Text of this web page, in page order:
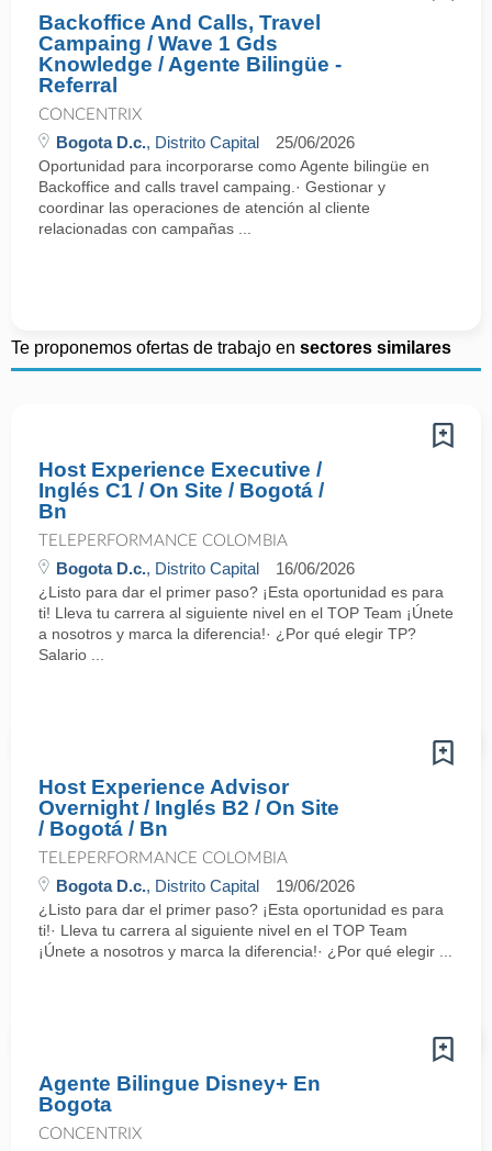
Backoffice And Calls, Travel
Campaing / Wave 1 Gds
Knowledge / Agente Bilingüe -
Referral
CONCENTRIX
Bogota D.c., Distrito Capital 25/06/2026
Oportunidad para incorporarse como Agente bilingüe en
Backoffice and calls travel campaing.· Gestionar y
coordinar las operaciones de atención al cliente
relacionadas con campañas ...
Te proponemos ofertas de trabajo en sectores similares
Host Experience Executive /
Inglés C1 / On Site / Bogotá /
Bn
TELEPERFORMANCE COLOMBIA
Bogota D.c., Distrito Capital 16/06/2026
¿Listo para dar el primer paso? ¡Esta oportunidad es para
ti! Lleva tu carrera al siguiente nivel en el TOP Team ¡Únete
a nosotros y marca la diferencia!· ¿Por qué elegir TP?
Salario ...
Host Experience Advisor
Overnight / Inglés B2 / On Site
/ Bogotá / Bn
TELEPERFORMANCE COLOMBIA
Bogota D.c., Distrito Capital 19/06/2026
¿Listo para dar el primer paso? ¡Esta oportunidad es para
ti!· Lleva tu carrera al siguiente nivel en el TOP Team
¡Únete a nosotros y marca la diferencia!· ¿Por qué elegir ...
Agente Bilingue Disney+ En
Bogota
CONCENTRIX